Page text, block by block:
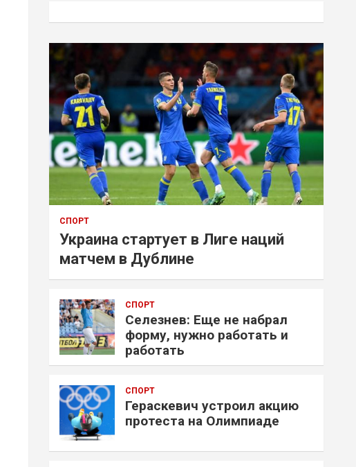
СПОРТ
Украина стартует в Лиге наций
матчем в Дублине
СПОРТ
Селезнев: Еще не набрал
форму, нужно работать и
работать
СПОРТ
Гераскевич устроил акцию
протеста на Олимпиаде